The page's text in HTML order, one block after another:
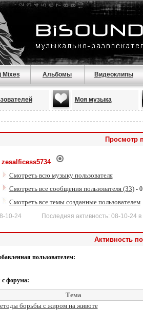
Mixes Альбомы Видеоклипы
Моя музыка
Просмотр
zesalficess5734
Смотреть всю музыку пользователя
Смотреть все сообщения пользователя (33)-
Смотреть все темы созданные пользователем
10-24 Последняя активность: 08-10-24 в
Активность
пользователем:
с форума:
Тема
борьбы с жиром на животе